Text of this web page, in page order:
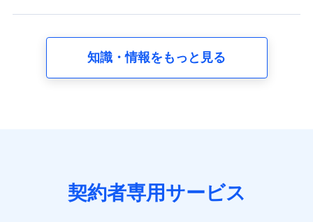
の内容、保険料、保険料のお支払方法、車のメーカーや
走行距離などの情報、建物の構造や築年数などの情報、
険契約に関する情報。例として、保険契約者及び被保険
者の氏名、住所、生年月日、性別、保険契約者と被保険
知識・情報をもっと見る
契約者専用サービス